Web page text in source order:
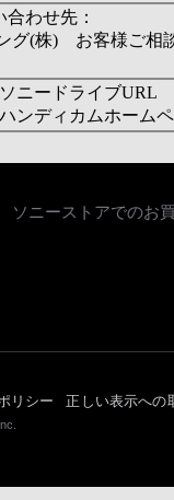
わせ先：
グ(株) お客様ご相
ニードライブURL
ンディカムホーム
ソニーストアでのお
リシー 正しい表示への